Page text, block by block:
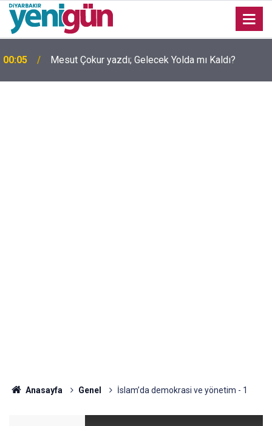
00:05 Mesut Çokur yazdı; Gelecek Yolda mı Kaldı?
Anasayfa Genel İslam’da demokrasi ve yönetim - 1